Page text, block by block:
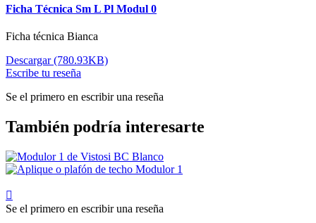
Ficha Técnica Sm L Pl Modul 0
Ficha técnica Bianca
Descargar (780.93KB)
Escribe tu reseña
Se el primero en escribir una reseña
También podría interesarte

Se el primero en escribir una reseña